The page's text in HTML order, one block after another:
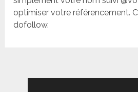
optimiser votre référencement.
dofollow.